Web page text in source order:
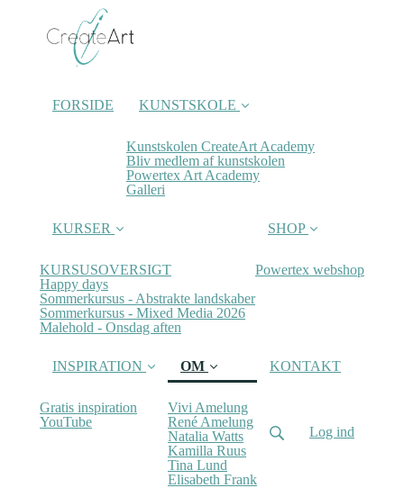
FORSIDE KUNSTSKOLE
Kunstskolen CreateArt Academy
Bliv medlem af kunstskolen
Powertex Art Academy
Galleri
KURSER
KURSUSOVERSIGT
Happy days
Sommerkursus - Abstrakte landskaber
Sommerkursus - Mixed Media 2026
Malehold - Onsdag aften
SHOP
Powertex webshop
INSPIRATION
Gratis inspiration
YouTube
OM
Vivi Amelung
René Amelung
Natalia Watts
Kamilla Ruus
Tina Lund
Elisabeth Frank(current)
KONTAKT
Log ind